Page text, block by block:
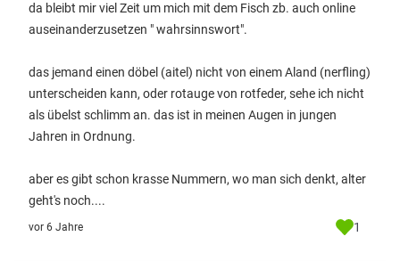
da bleibt mir viel Zeit um mich mit dem Fisch zb. auch online
auseinanderzusetzen " wahrsinnswort".
das jemand einen döbel (aitel) nicht von einem Aland (nerfling)
unterscheiden kann, oder rotauge von rotfeder, sehe ich nicht
als übelst schlimm an. das ist in meinen Augen in jungen
Jahren in Ordnung.
aber es gibt schon krasse Nummern, wo man sich denkt, alter
geht's noch....
vor 6 Jahre 1